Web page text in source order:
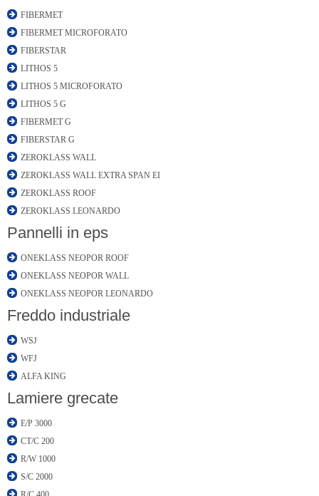
FIBERMET
FIBERMET MICROFORATO
FIBERSTAR
LITHOS 5
LITHOS 5 MICROFORATO
LITHOS 5 G
FIBERMET G
FIBERSTAR G
ZEROKLASS WALL
ZEROKLASS WALL EXTRA SPAN EI
ZEROKLASS ROOF
ZEROKLASS LEONARDO
Pannelli in eps
ONEKLASS NEOPOR ROOF
ONEKLASS NEOPOR WALL
ONEKLASS NEOPOR LEONARDO
Freddo industriale
WSJ
WFJ
ALFA KING
Lamiere grecate
E/P 3000
CT/C 200
R/W 1000
S/C 2000